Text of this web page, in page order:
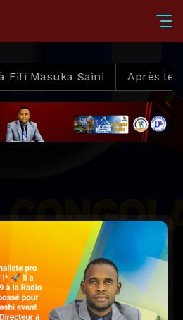
Masuka Saini Après les